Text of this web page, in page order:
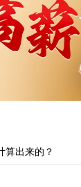
算出来的？